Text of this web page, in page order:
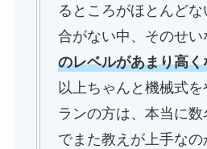
るところがほとんど
合がない中、そのせい
のレベルがあまり高く
以上ちゃんと機械式
ランの方は、本当に
でまた教えが上手な